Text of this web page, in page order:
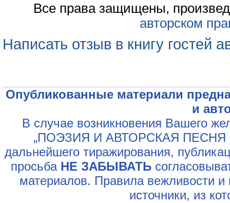
Все права защищены,
авторском
Написать отзыв в книгу гостей
Опубликованные материали
и
В случае возникновения Вашего
„ПОЭЗИЯ И АВТОРСКАЯ ПЕСНЯ
дальнейшего тиражирования,
просьба НЕ ЗАБЫВАТЬ
материалов. Правила вежливости и
источники, из